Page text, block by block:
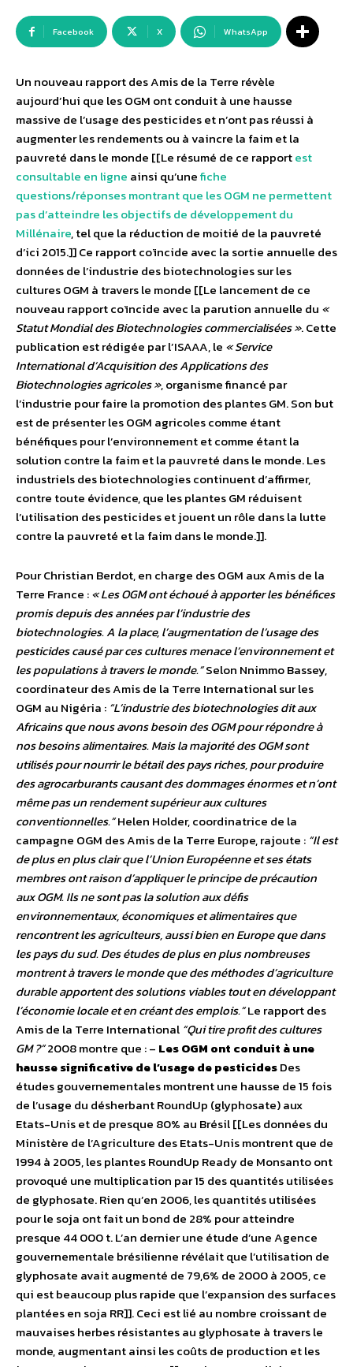
Facebook X WhatsApp
Un nouveau rapport des Amis de la Terre révèle
aujourd’hui que les OGM ont conduit à une hausse
massive de l’usage des pesticides et n’ont pas réussi à
augmenter les rendements ou à vaincre la faim et la
pauvreté dans le monde [[Le résumé de ce rapportest
consultable en ligne ainsi qu’unefiche
questions/réponses montrant que les OGM ne permettent
pas d’atteindre les objectifs de développement du
Millénaire, tel que la réduction de moitié de la pauvreté
d’ici 2015.]] Ce rapport coïncide avec la sortie annuelle des
données de l’industrie des biotechnologies sur les
cultures OGM à travers le monde [[Le lancement de ce
nouveau rapport coïncide avec la parution annuelle du «
Statut Mondial des Biotechnologies commercialisées ». Cette
publication est rédigée par l’ISAAA, le « Service
International d’Acquisition des Applications des
Biotechnologies agricoles », organisme financé par
l’industrie pour faire la promotion des plantes GM. Son but
est de présenter les OGM agricoles comme étant
bénéfiques pour l’environnement et comme étant la
solution contre la faim et la pauvreté dans le monde. Les
industriels des biotechnologies continuent d’affirmer,
contre toute évidence, que les plantes GM réduisent
l’utilisation des pesticides et jouent un rôle dans la lutte
contre la pauvreté et la faim dans le monde.]].
Pour Christian Berdot, en charge des OGM aux Amis de la
Terre France :« Les OGM ont échoué à apporter les bénéfices
promis depuis des années par l’industrie des
biotechnologies. A la place, l’augmentation de l’usage des
pesticides causé par ces cultures menace l’environnement et
les populations à travers le monde.”Selon Nnimmo Bassey,
coordinateur des Amis de la Terre International sur les
OGM au Nigéria : “L’industrie des biotechnologies dit aux
Africains que nous avons besoin des OGM pour répondre à
nos besoins alimentaires. Mais la majorité des OGM sont
utilisés pour nourrir le bétail des pays riches, pour produire
des agrocarburants causant des dommages énormes et n’ont
même pas un rendement supérieur aux cultures
conventionnelles.”Helen Holder, coordinatrice de la
campagne OGM des Amis de la Terre Europe, rajoute : “Il est
de plus en plus clair que l’Union Européenne et ses états
membres ont raison d’appliquer le principe de précaution
aux OGM. Ils ne sont pas la solution aux défis
environnementaux, économiques et alimentaires que
rencontrent les agriculteurs, aussi bien en Europe que dans
les pays du sud. Des études de plus en plus nombreuses
montrent à travers le monde que des méthodes d’agriculture
durable apportent des solutions viables tout en développant
l’économie locale et en créant des emplois.”Le rapport des
Amis de la Terre International “Qui tire profit des cultures
GM ?”2008 montre que : – Les OGM ont conduit à une
hausse significative de l’usage de pesticidesDes
études gouvernementales montrent une hausse de 15 fois
de l’usage du désherbant RoundUp (glyphosate) aux
Etats-Unis et de presque 80% au Brésil [[Les données du
Ministère de l’Agriculture des Etats-Unis montrent que de
1994 à 2005, les plantes RoundUp Ready de Monsanto ont
provoqué une multiplication par 15 des quantités utilisées
de glyphosate. Rien qu’en 2006, les quantités utilisées
pour le soja ont fait un bond de 28% pour atteindre
presque 44 000 t. L’an dernier une étude d’une Agence
gouvernementale brésilienne révélait que l’utilisation de
glyphosate avait augmenté de 79,6% de 2000 à 2005, ce
qui est beaucoup plus rapide que l’expansion des surfaces
plantées en soja RR]]. Ceci est lié au nombre croissant de
mauvaises herbes résistantes au glyphosate à travers le
monde, augmentant ainsi les coûts de production et les